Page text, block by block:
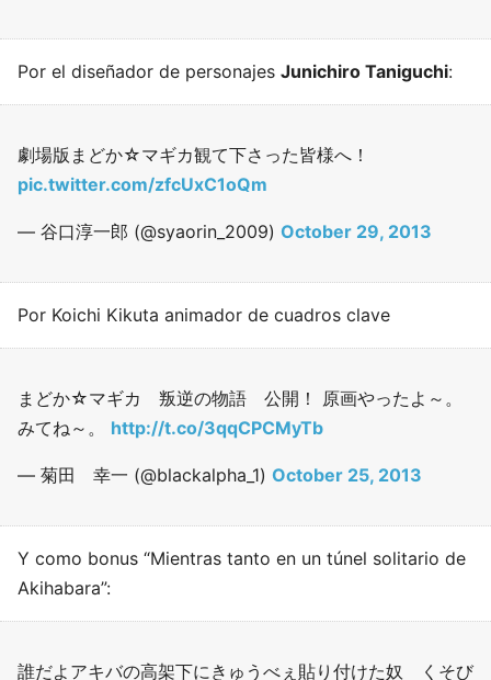
Por el diseñador de personajes Junichiro Taniguchi:
劇場版まどか☆マギカ観て下さった皆様へ！
pic.twitter.com/zfcUxC1oQm
— 谷口淳一郎 (@syaorin_2009) October 29, 2013
Por Koichi Kikuta animador de cuadros clave
まどか☆マギカ 叛逆の物語 公開！ 原画やったよ～。
みてね～。 http://t.co/3qqCPCMyTb
— 菊田 幸一 (@blackalpha_1) October 25, 2013
Y como bonus “Mientras tanto en un túnel solitario de
Akihabara”:
誰だよアキバの高架下にきゅうべぇ貼り付けた奴 くそび